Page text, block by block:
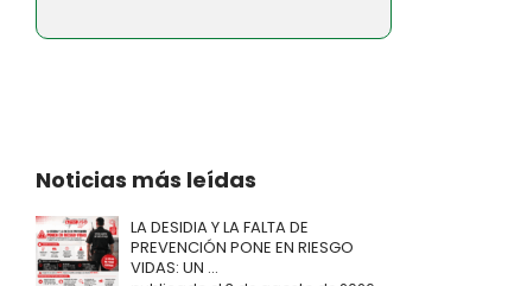
Noticias más leídas
LA DESIDIA Y LA FALTA DE
PREVENCIÓN PONE EN RIESGO
VIDAS: UN ...